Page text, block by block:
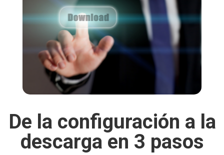
De la configuración a la
descarga en 3 pasos